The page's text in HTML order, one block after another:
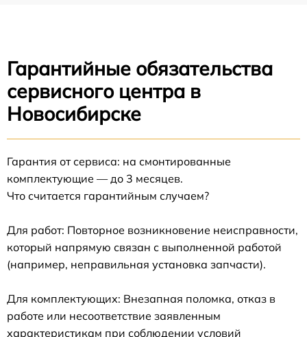
Гарантийные обязательства
сервисного центра в
Новосибирске
Гарантия от сервиса: на смонтированные
комплектующие — до 3 месяцев.
Что считается гарантийным случаем?
Для работ: Повторное возникновение неисправности,
который напрямую связан с выполненной работой
(например, неправильная установка запчасти).
Для комплектующих: Внезапная поломка, отказ в
работе или несоответствие заявленным
характеристикам при соблюдении условий